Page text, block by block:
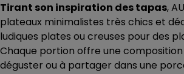
Tirant son inspiration des tapas,
plateaux minimalistes très chics et
ludiques plates ou creuses pour des
Chaque portion offre une
déguster ou à partager dans une